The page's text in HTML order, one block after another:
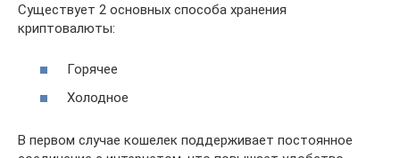
Существует 2 основных способа хранения
криптовалюты:
Горячее
Холодное
В первом случае кошелек поддерживает постоянное